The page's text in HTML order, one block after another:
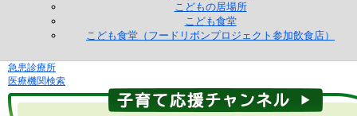
こどもの居場所
こども食堂
こども食堂（フードリボンプロジェクト参加飲食店）
急患診療所
医療機関検索